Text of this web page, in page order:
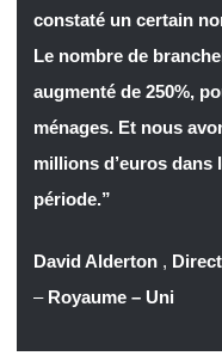
constaté un certain
Le nombre de
augmenté de 250%,
ménages. Et nous
millions d’euros dans
période.”
David Alderton ,
– Royaume – Uni